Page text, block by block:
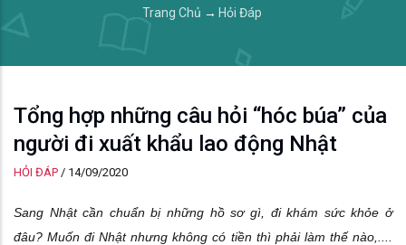
Trang Chủ → Hỏi Đáp
Tổng hợp những câu hỏi “hóc búa” của
người đi xuất khẩu lao động Nhật
HỎI ĐÁP / 14/09/2020
Sang Nhật cần chuẩn bị những hồ sơ gì, đi khám sức khỏe ở
đâu? Muốn đi Nhật nhưng không có tiền thì phải làm thế nào,....